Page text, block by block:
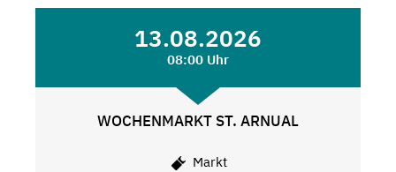
13.08.2026
08:00 Uhr
WOCHENMARKT ST. ARNUAL
Markt